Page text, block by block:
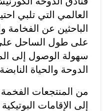
العالمي التي تلبي
الباحثين عن الفخامة
على طول الساحل
سهولة الوصول إلى
الدوحة والحياة
من المنتجعات
إلى الإقامات